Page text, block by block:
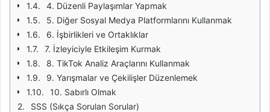
4. Düzenli Paylaşımlar Yapmak
5. Diğer Sosyal Medya Platformlarını Kullanmak
6. İşbirlikleri ve Ortaklıklar
7. İzleyiciyle Etkileşim Kurmak
8. TikTok Analiz Araçlarını Kullanmak
9. Yarışmalar ve Çekilişler Düzenlemek
10. Sabırlı Olmak
SSS (Sıkça Sorulan Sorular)